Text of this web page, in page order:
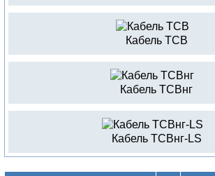
Кабель ТСВ
Кабель ТСВнг
Кабель ТСВнг-LS